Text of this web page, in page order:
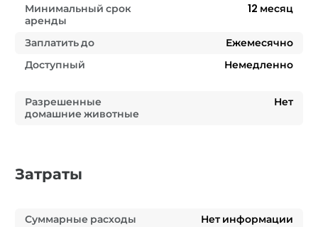
Минимальный срок
аренды
12 месяц
Заплатить до
Ежемесячно
Доступный
Немедленно
Разрешенные
домашние животные
Нет
Затраты
Суммарные расходы Нет информации